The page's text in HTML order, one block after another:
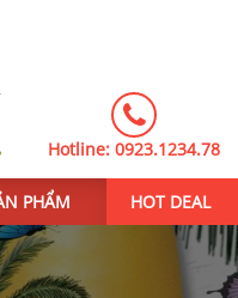
Hotline: 0923.1234.78
PHẨM HOT DEAL